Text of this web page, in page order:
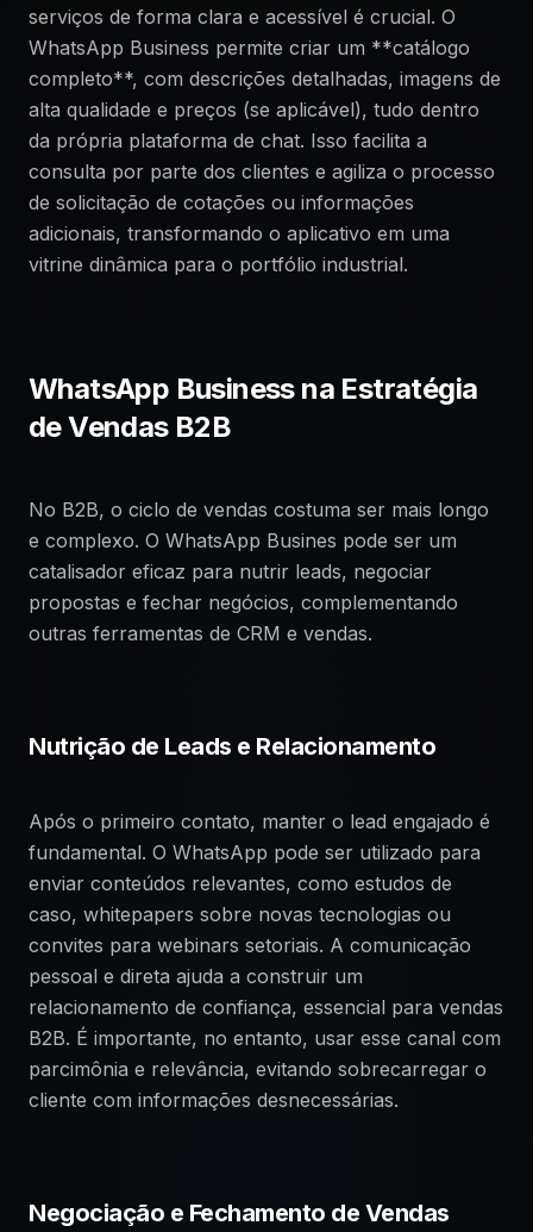
serviços de forma clara e acessível é crucial. O
WhatsApp Business permite criar um **catálogo
completo**, com descrições detalhadas, imagens de
alta qualidade e preços (se aplicável), tudo dentro
da própria plataforma de chat. Isso facilita a
consulta por parte dos clientes e agiliza o processo
de solicitação de cotações ou informações
adicionais, transformando o aplicativo em uma
vitrine dinâmica para o portfólio industrial.
WhatsApp Business na Estratégia
de Vendas B2B
No B2B, o ciclo de vendas costuma ser mais longo
e complexo. O WhatsApp Busines pode ser um
catalisador eficaz para nutrir leads, negociar
propostas e fechar negócios, complementando
outras ferramentas de CRM e vendas.
Nutrição de Leads e Relacionamento
Após o primeiro contato, manter o lead engajado é
fundamental. O WhatsApp pode ser utilizado para
enviar conteúdos relevantes, como estudos de
caso, whitepapers sobre novas tecnologias ou
convites para webinars setoriais. A comunicação
pessoal e direta ajuda a construir um
relacionamento de confiança, essencial para vendas
B2B. É importante, no entanto, usar esse canal com
parcimônia e relevância, evitando sobrecarregar o
cliente com informações desnecessárias.
Negociação e Fechamento de Vendas